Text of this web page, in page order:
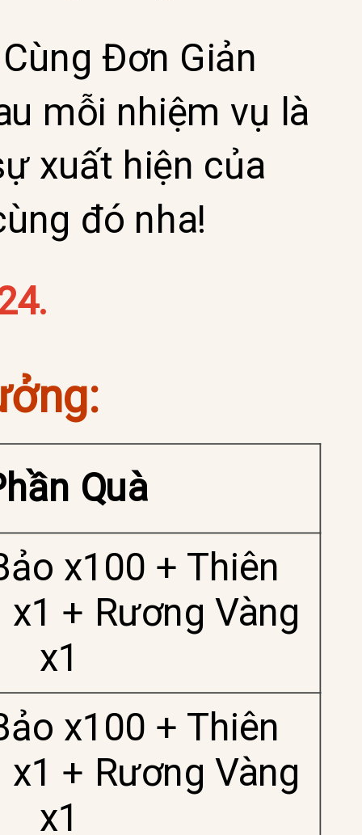
Đơn Giản
mỗi nhiệm vụ là
xuất hiện của
đó nha!
Quà
x100 + Thiên
+ Rương Vàng
x1
x100 + Thiên
+ Rương Vàng
x1